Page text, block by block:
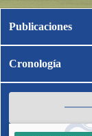
Publicaciones
Cronología